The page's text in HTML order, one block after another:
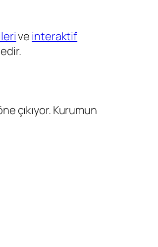
ve interaktif
çıkıyor. Kurumun